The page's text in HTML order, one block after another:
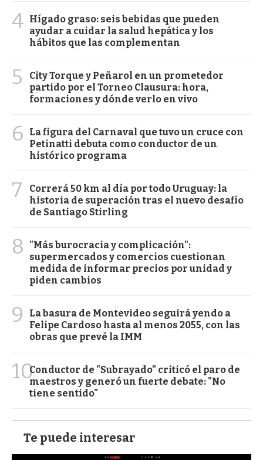
4 Hígado graso: seis bebidas que pueden
ayudar a cuidar la salud hepática y los
hábitos que las complementan
5
City Torque y Peñarol en un prometedor
partido por el Torneo Clausura: hora,
formaciones y dónde verlo en vivo
6
La figura del Carnaval que tuvo un cruce con
Petinatti debuta como conductor de un
histórico programa
7
Correrá 50 km al día por todo Uruguay: la
historia de superación tras el nuevo desafío
de Santiago Stirling
8
"Más burocracia y complicación":
supermercados y comercios cuestionan
medida de informar precios por unidad y
piden cambios
9
La basura de Montevideo seguirá yendo a
Felipe Cardoso hasta al menos 2055, con las
obras que prevé la IMM
10Conductor de "Subrayado" criticó el paro de
maestros y generó un fuerte debate: "No
tiene sentido"
Te puede interesar